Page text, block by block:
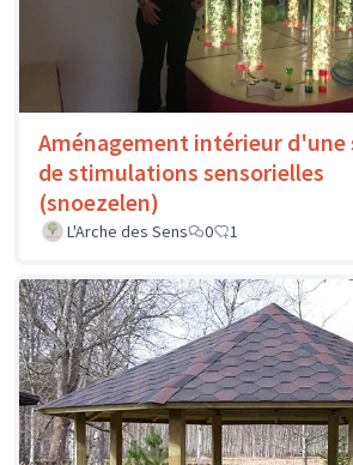
Aménagement intérieur d'une
de stimulations sensorielles
(snoezelen)
L'Arche des Sens 0 1